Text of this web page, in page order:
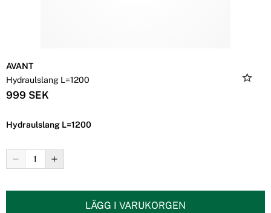
AVANT
Hydraulslang L=1200
999 SEK
Hydraulslang L=1200
LÄGG I VARUKORGEN